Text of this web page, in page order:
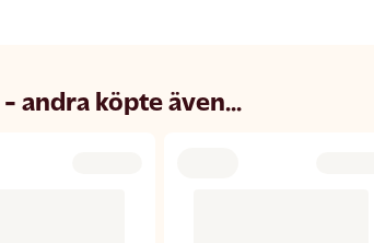
andra köpte även...